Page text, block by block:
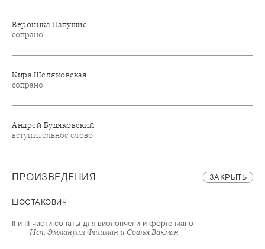
Вероника Папушис
сопрано
Кира Шеляховская
сопрано
Андрей Будяковский
вступительное слово
ПРОИЗВЕДЕНИЯ ЗАКРЫТЬ
ШОСТАКОВИЧ
II и III части сонаты для виолончели и фортепиано
Исп. Эммануил Фишман и Софья Вакман